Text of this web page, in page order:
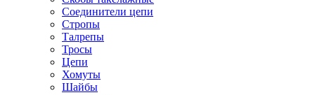
Соединители цепи
Стропы
Талрепы
Тросы
Цепи
Хомуты
Шайбы